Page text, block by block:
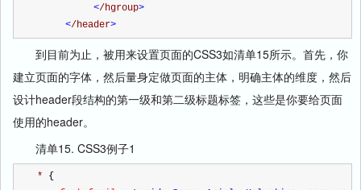
</hgroup>
</header>
到目前为止，被用来设置页面的CSS3如清单15所示。首先，你
建立页面的字体，然后量身定做页面的主体，明确主体的维度，然后
设计header段结构的第一级和第二级标题标签，这些是你要给页面
使用的header。
清单15. CSS3例子1
* {